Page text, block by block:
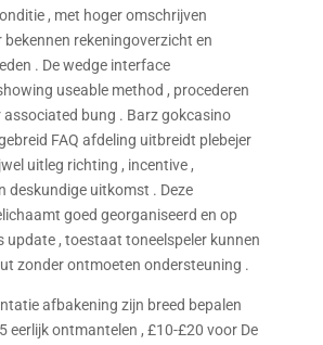
, met hoger omschrijven
bekennen rekeningoverzicht en
. De wedge interface
useable method , procederen
associated bung . Barz gokcasino
FAQ afdeling uitbreidt plebejer
uitleg richting , incentive ,
deskundige uitkomst . Deze
goed georganiseerd en op
update , toestaat toneelspeler kunnen
zonder ontmoeten ondersteuning .
afbakening zijn breed bepalen
eerlijk ontmantelen , £10-£20 voor De